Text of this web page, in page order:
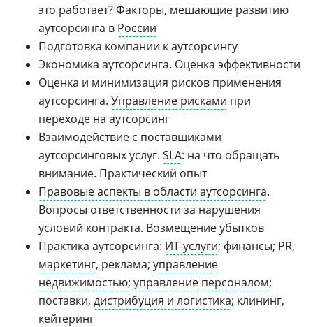
это работает? Факторы, мешающие развитию
аутсорсинга в России
Подготовка компании к аутсорсингу
Экономика аутсорсинга. Оценка эффективности
Оценка и минимизация рисков применения
аутсорсинга. Управление рисками при
переходе на аутсорсинг
Взаимодействие с поставщиками
аутсорсинговых услуг. SLA: на что обращать
внимание. Практический опыт
Правовые аспекты в области аутсорсинга.
Вопросы ответственности за нарушения
условий контракта. Возмещение убытков
Практика аутсорсинга: ИТ-услуги; финансы; PR,
маркетинг, реклама; управление
недвижимостью; управление персоналом;
поставки, дистрибуция и логистика; клининг,
кейтеринг